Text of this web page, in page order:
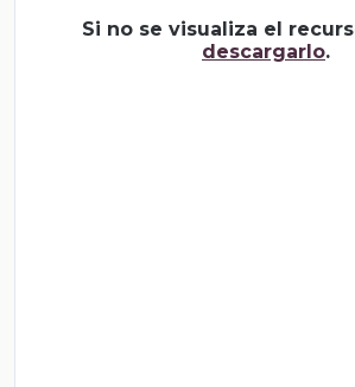
Si no se visualiza el
descargarlo.